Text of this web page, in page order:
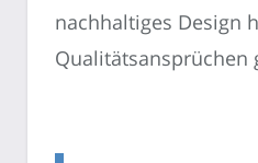
nachhaltiges Design
Qualitätsansprüchen